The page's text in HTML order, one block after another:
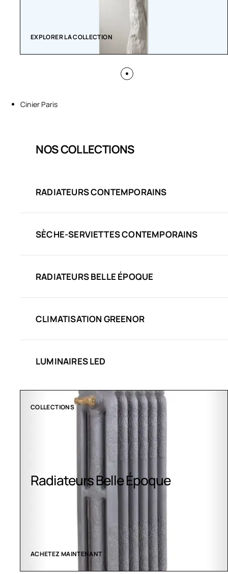
EXPLORER LA COLLECTION
Cinier Paris
NOS COLLECTIONS
RADIATEURS CONTEMPORAINS
SÈCHE-SERVIETTES CONTEMPORAINS
RADIATEURS BELLE ÉPOQUE
CLIMATISATION GREENOR
LUMINAIRES LED
COLLECTIONS
Radiateurs Belle Époque
ACHETEZ MAINTENANT